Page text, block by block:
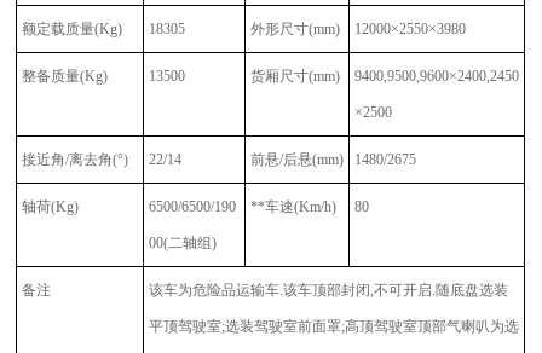
额定载质量(Kg) 18305 外形尺寸(mm) 12000×2550×3980
整备质量(Kg) 13500 货厢尺寸(mm) 9400,9500,9600×2400,2450
×2500
接近角/离去角(°) 22/14 前悬/后悬(mm) 1480/2675
轴荷(Kg) 6500/6500/190
00(二轴组)
**车速(Km/h) 80
备注 该车为危险品运输车.该车顶部封闭,不可开启.随底盘选装
平顶驾驶室;选装驾驶室前面罩;高顶驾驶室顶部气喇叭为选